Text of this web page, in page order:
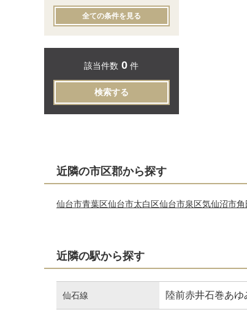
全ての条件を見る
該当件数 0 件
検索する
近隣の市区郡から探す
仙台市青葉区仙台市太白区仙台市泉区気仙沼市角
近隣の駅から探す
仙石線 陸前赤井石巻あゆ